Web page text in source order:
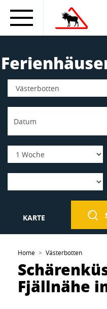
KARTE
Home Västerbotten
Fjällnähe